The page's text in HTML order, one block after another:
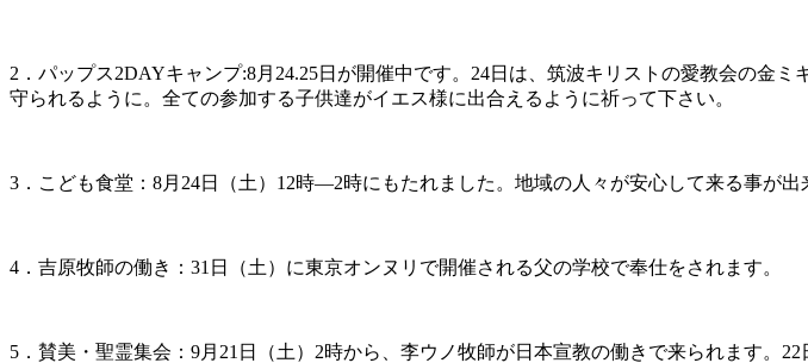
2．パップス2DAYキャンプ:8月24.25日が開催中です。24日は、筑波キリストの愛教会の金
守られるように。全ての参加する子供達がイエス様に出合えるように祈って下さい。
3．こども食堂：8月24日（土）12時―2時にもたれました。地域の人々が安心して来る事が
4．吉原牧師の働き：31日（土）に東京オンヌリで開催される父の学校で奉仕をされます。
5．賛美・聖霊集会：9月21日（土）2時から、李ウノ牧師が日本宣教の働きで来られます。